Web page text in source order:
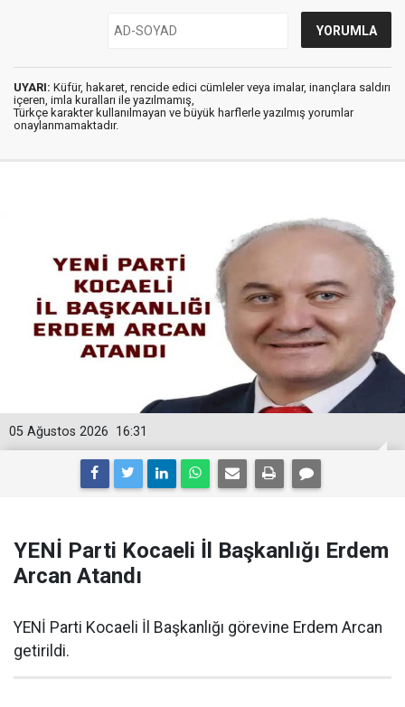
UYARI: Küfür, hakaret, rencide edici cümleler veya imalar, inançlara saldırı
içeren, imla kuralları ile yazılmamış,
Türkçe karakter kullanılmayan ve büyük harflerle yazılmış yorumlar
onaylanmamaktadır.
16:31
05 Ağustos 2026
YENİ Parti Kocaeli İl Başkanlığı Erdem
Arcan Atandı
YENİ Parti Kocaeli İl Başkanlığı görevine Erdem Arcan
getirildi.